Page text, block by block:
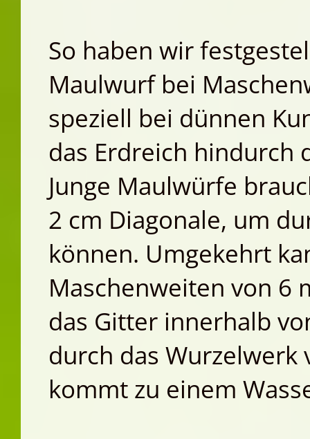
So haben wir
Maulwurf bei
speziell bei dünnen
das Erdreich hindurch
Junge Maulwürfe
2 cm Diagonale, um
können. Umgekehrt
Maschenweiten von 6
das Gitter innerhalb
durch das
kommt zu einem